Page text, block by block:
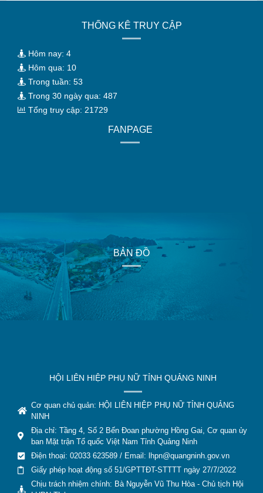
THỐNG KÊ TRUY CẬP
Hôm nay: 4
Hôm qua: 10
Trong tuần: 53
Trong 30 ngày qua: 487
Tổng truy cập: 21729
FANPAGE
BẢN ĐỒ
HỘI LIÊN HIỆP PHỤ NỮ TỈNH QUẢNG NINH
Cơ quan chủ quản: HỘI LIÊN HIỆP PHỤ NỮ TỈNH QUẢNG
NINH
Địa chỉ: Tầng 4, Số 2 Bến Đoan phường Hồng Gai, Cơ quan ủy
ban Mặt trận Tổ quốc Việt Nam Tỉnh Quảng Ninh
Điện thoại: 02033 623589 / Email:
lhpn@quangninh.gov.vn
Giấy phép hoạt động số 51/GPTTĐT-STTTT ngày 27/7/2022
Chịu trách nhiệm chính: Bà Nguyễn Vũ Thu Hòa - Chủ tịch Hội